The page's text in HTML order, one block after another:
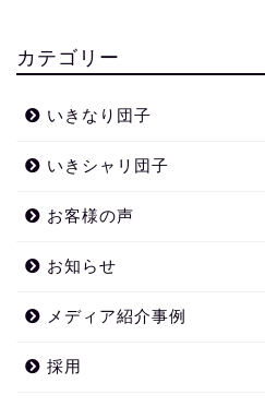
カテゴリー
いきなり団子
いきシャリ団子
お客様の声
お知らせ
メディア紹介事例
採用